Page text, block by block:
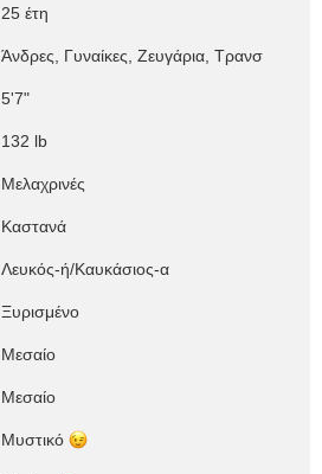
25 έτη
Άνδρες, Γυναίκες, Zευγάρια, Τρανσ
5'7"
132 lb
Μελαχρινές
Καστανά
Λευκός-ή/Καυκάσιος-α
Ξυρισμένο
Μεσαίο
Μεσαίο
Μυστικό